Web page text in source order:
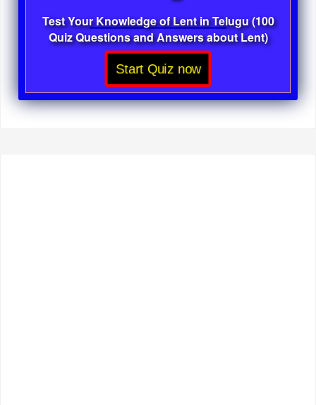
Test Your Knowledge of Lent in Telugu (100
Quiz Questions and Answers about Lent)
Start Quiz now